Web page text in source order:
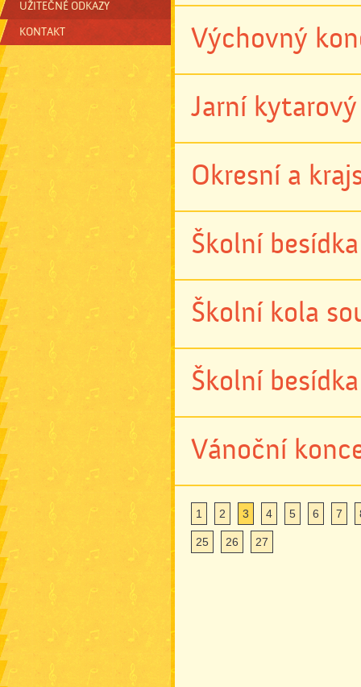
UŽITEČNÉ ODKAZY
KONTAKT Výchovný
Jarní
Okresní a
Školní
Školní kola
Školní
Vánoční
1 2 3 4 5 6 7
25 26 27